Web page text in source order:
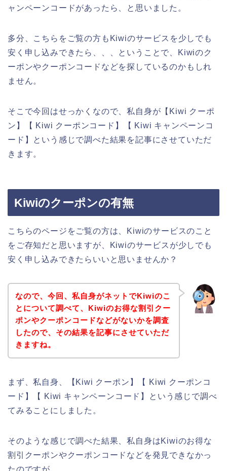
ャンペーンコードがあったら、と思いました。
多分、こちらをご覧の方もKiwiのサービスを少しでも
安く申し込みできたら、、、ということで、Kiwiのク
ーポンやクーポンコードなどを探しているのかもしれ
ません。
そこで今回はせっかくなので、私自身が【Kiwi クーポ
ン】【 Kiwi クーポンコード】【 Kiwi キャンペーンコ
ード】という感じで調べた結果を記事にさせていただ
きます。
Kiwiのクーポンの有無
こちらのページをご覧の方は、Kiwiのサービスのこと
をご存知だと思いますが、Kiwiのサービスが少しでも
安く申し込みできたらいいと思いませんか？
なので、今回、私自身がネットでKiwiのこ
とについて調べて、Kiwiのお得な割引クー
ポンやクーポンコードなどがないかを調査
したので、その結果を記事にさせていただ
きますね。
まず、私自身、【Kiwi クーポン】【 Kiwi クーポンコ
ード】【 Kiwi キャンペーンコード】という感じで調べ
てみることにしました。
そのような感じで調べた結果、私自身はKiwiのお得な
割引クーポンやクーポンコードなどを発見できなかっ